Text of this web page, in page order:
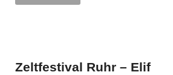
Zeltfestival Ruhr – Elif